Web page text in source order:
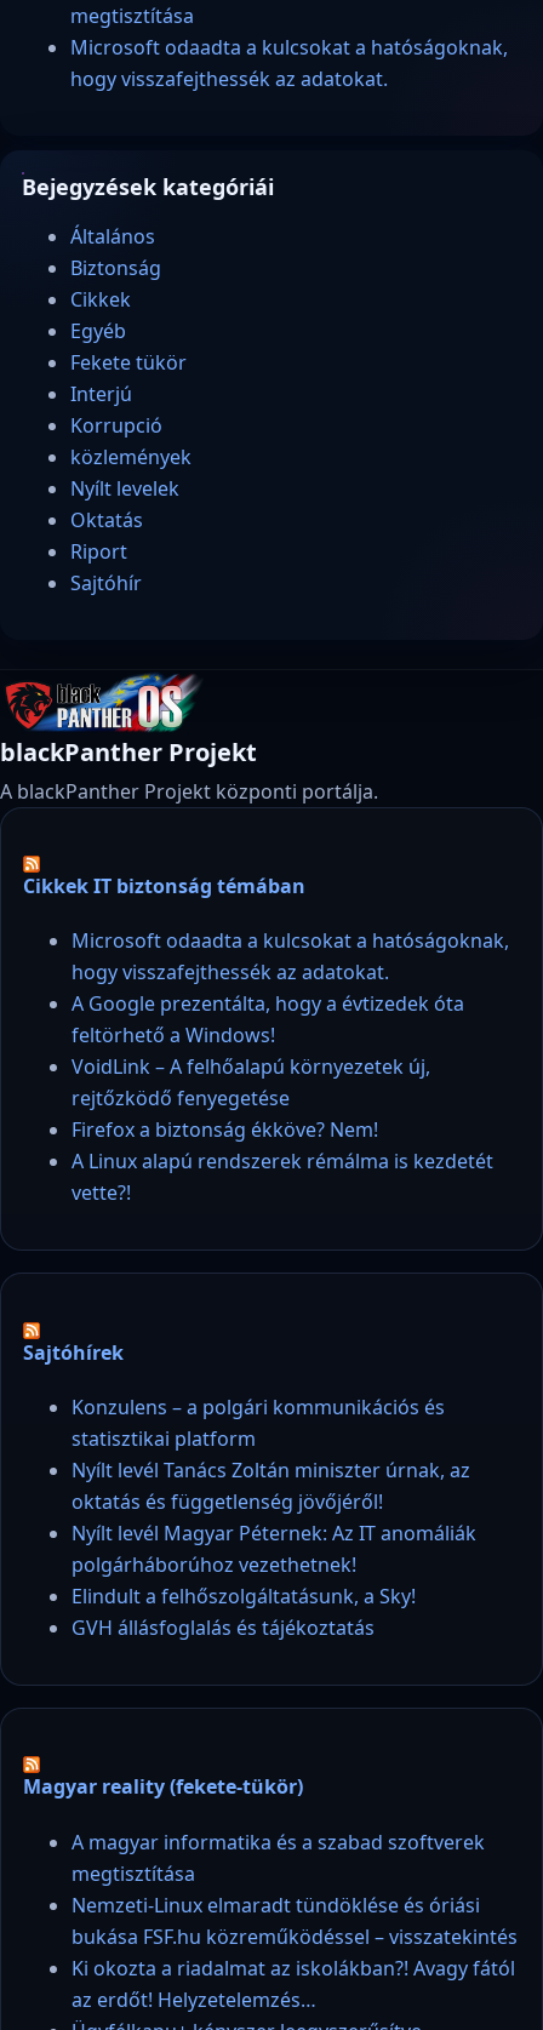
megtisztítása
Microsoft odaadta a kulcsokat a hatóságoknak,
hogy visszafejthessék az adatokat.
Bejegyzések kategóriái
Általános
Biztonság
Cikkek
Egyéb
Fekete tükör
Interjú
Korrupció
közlemények
Nyílt levelek
Oktatás
Riport
Sajtóhír
blackPanther Projekt
A blackPanther Projekt központi portálja.
Cikkek IT biztonság témában
Microsoft odaadta a kulcsokat a hatóságoknak,
hogy visszafejthessék az adatokat.
A Google prezentálta, hogy a évtizedek óta
feltörhető a Windows!
VoidLink – A felhőalapú környezetek új,
rejtőzködő fenyegetése
Firefox a biztonság ékköve? Nem!
A Linux alapú rendszerek rémálma is kezdetét
vette?!
Sajtóhírek
Konzulens – a polgári kommunikációs és
statisztikai platform
Nyílt levél Tanács Zoltán miniszter úrnak, az
oktatás és függetlenség jövőjéről!
Nyílt levél Magyar Péternek: Az IT anomáliák
polgárháborúhoz vezethetnek!
Elindult a felhőszolgáltatásunk, a Sky!
GVH állásfoglalás és tájékoztatás
Magyar reality (fekete-tükör)
A magyar informatika és a szabad szoftverek
megtisztítása
Nemzeti-Linux elmaradt tündöklése és óriási
bukása FSF.hu közreműködéssel – visszatekintés
Ki okozta a riadalmat az iskolákban?! Avagy fától
az erdőt! Helyzetelemzés…